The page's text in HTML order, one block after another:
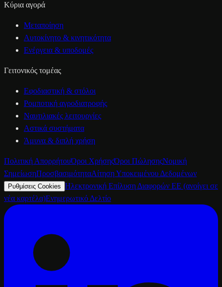
Κύρια αγορά
Μεταποίηση
Αυτοκίνητο & κινητικότητα
Ενέργεια & υποδομές
Γειτονικός τομέας
Εφοδιαστική & στόλοι
Ρομποτική αγροδιατροφής
Ναυτιλιακές λειτουργίες
Αστικά συστήματα
Άμυνα & διπλή χρήση
Πολιτική ΑπορρήτουΌροι ΧρήσηςΌροι ΠώλησηςΝομική
ΣημείωσηΠροσβασιμότηταΑίτηση Υποκειμένου Δεδομένων
Ρυθμίσεις Cookies Ηλεκτρονική Επίλυση Διαφορών ΕΕ (ανοίγει σε
νέα καρτέλα)Ενημερωτικό Δελτίο